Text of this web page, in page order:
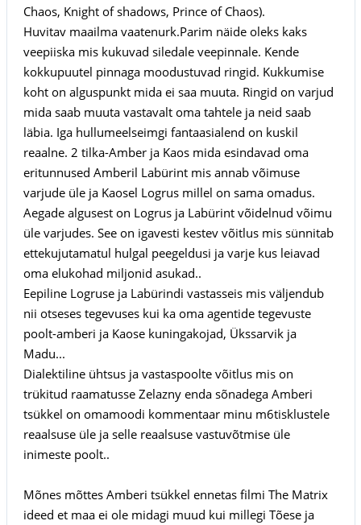
Chaos, Knight of shadows, Prince of Chaos).
Huvitav maailma vaatenurk.Parim näide oleks kaks
veepiiska mis kukuvad siledale veepinnale. Kende
kokkupuutel pinnaga moodustuvad ringid. Kukkumise
koht on alguspunkt mida ei saa muuta. Ringid on varjud
mida saab muuta vastavalt oma tahtele ja neid saab
läbia. Iga hullumeelseimgi fantaasialend on kuskil
reaalne. 2 tilka-Amber ja Kaos mida esindavad oma
eritunnused Amberil Labürint mis annab võimuse
varjude üle ja Kaosel Logrus millel on sama omadus.
Aegade algusest on Logrus ja Labürint võidelnud võimu
üle varjudes. See on igavesti kestev võitlus mis sünnitab
ettekujutamatul hulgal peegeldusi ja varje kus leiavad
oma elukohad miljonid asukad..
Eepiline Logruse ja Labürindi vastasseis mis väljendub
nii otseses tegevuses kui ka oma agentide tegevuste
poolt-amberi ja Kaose kuningakojad, Ükssarvik ja
Madu...
Dialektiline ühtsus ja vastaspoolte võitlus mis on
trükitud raamatusse Zelazny enda sõnadega Amberi
tsükkel on omamoodi kommentaar minu m6tisklustele
reaalsuse üle ja selle reaalsuse vastuvõtmise üle
inimeste poolt..
Mõnes mõttes Amberi tsükkel ennetas filmi The Matrix
ideed et maa ei ole midagi muud kui millegi Tõese ja